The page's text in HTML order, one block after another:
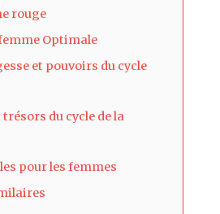
rouge
Optimale
et pouvoirs du cycle
du cycle de la
pour les femmes